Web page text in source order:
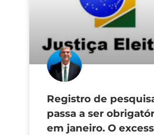
Registro de
passa a ser
em janeiro. O